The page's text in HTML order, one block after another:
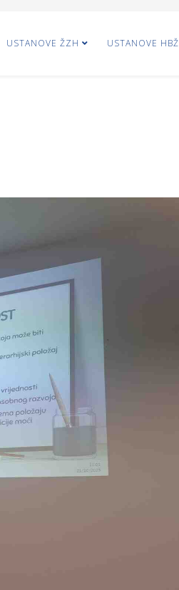
USTANOVE ŽZH USTANOVE HBŽ